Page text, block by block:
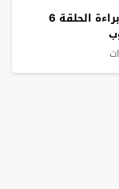
مسلسل براءة الحلقة 6